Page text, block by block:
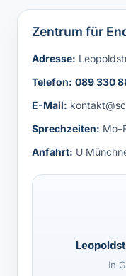
Zentrum für
Adresse:
Telefon: 089 330
E-Mail:
Sprechzeiten:
Anfahrt: U
In